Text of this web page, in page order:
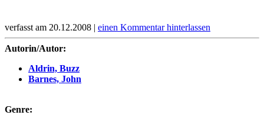
verfasst am 20.12.2008 | einen Kommentar hinterlassen
Autorin/Autor:
Aldrin, Buzz
Barnes, John
Genre: